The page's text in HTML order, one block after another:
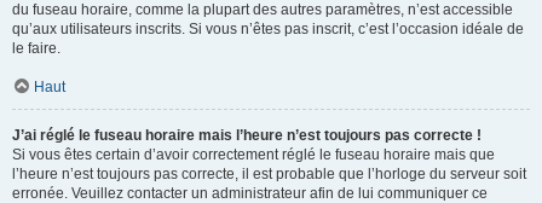
du fuseau horaire, comme la plupart des autres paramètres, n’est accessible
qu’aux utilisateurs inscrits. Si vous n’êtes pas inscrit, c’est l’occasion idéale de
le faire.
Haut
J’ai réglé le fuseau horaire mais l’heure n’est toujours pas correcte !
Si vous êtes certain d’avoir correctement réglé le fuseau horaire mais que
l’heure n’est toujours pas correcte, il est probable que l’horloge du serveur soit
erronée. Veuillez contacter un administrateur afin de lui communiquer ce